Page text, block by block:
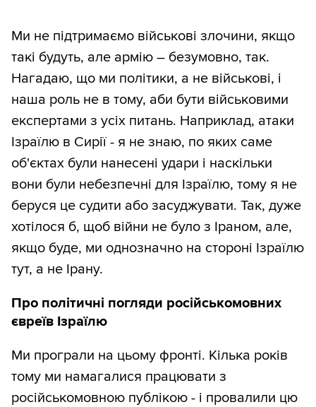
Ми не підтримаємо військові злочини, якщо
такі будуть, але армію – безумовно, так.
Нагадаю, що ми політики, а не військові, і
наша роль не в тому, аби бути військовими
експертами з усіх питань. Наприклад, атаки
Ізраїлю в Сирії - я не знаю, по яких саме
об'єктах були нанесені удари і наскільки
вони були небезпечні для Ізраїлю, тому я не
беруся це судити або засуджувати. Так, дуже
хотілося б, щоб війни не було з Іраном, але,
якщо буде, ми однозначно на стороні Ізраїлю
тут, а не Ірану.
Про політичні погляди російськомовних
євреїв Ізраїлю
Ми програли на цьому фронті. Кілька років
тому ми намагалися працювати з
російськомовною публікою - і провалили цю